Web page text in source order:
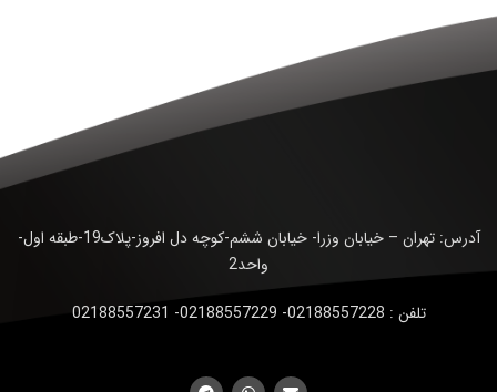
آدرس: تهران – خیابان وزرا- خیابان ششم-کوچه دل افروز-پلاک19-طبقه اول-
واحد2
تلفن : 02188557228- 02188557229- 02188557231